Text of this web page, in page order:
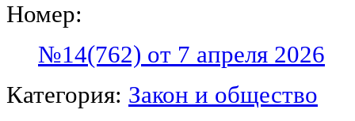
Номер:
№14(762) от 7 апреля 2026
Категория: Закон и общество